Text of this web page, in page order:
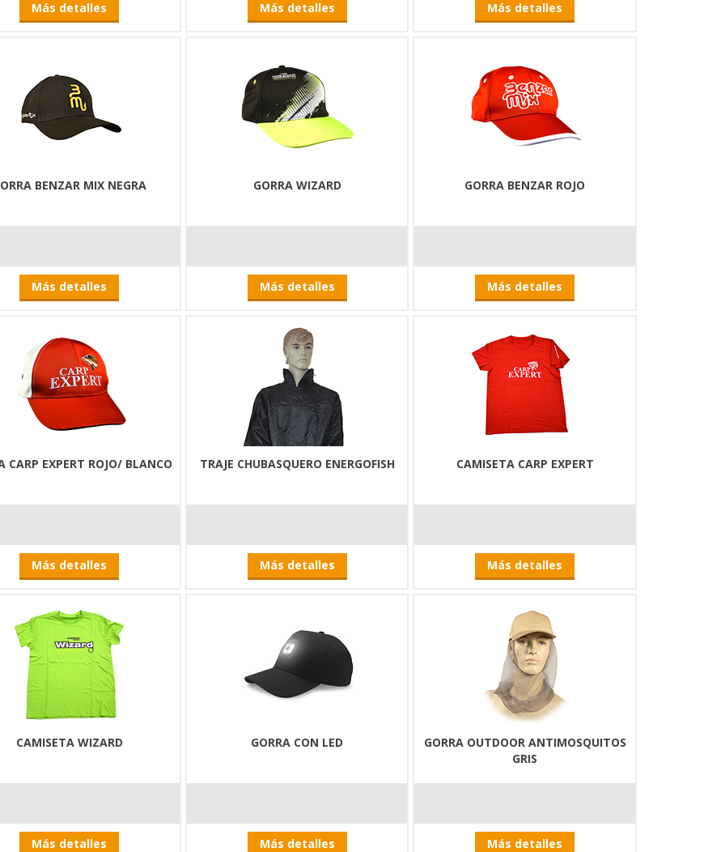
Más detalles Más detalles Más detalles
BENZAR MIX NEGRA
Más detalles
GORRA WIZARD
Más detalles
GORRA BENZAR ROJO
Más detalles
CARP EXPERT ROJO/ BLANCO
Más detalles
TRAJE CHUBASQUERO ENERGOFISH
Más detalles
CAMISETA CARP EXPERT
Más detalles
CAMISETA WIZARD
Más detalles
GORRA CON LED
Más detalles
GORRA OUTDOOR ANTIMOSQUITOS
GRIS
Más detalles